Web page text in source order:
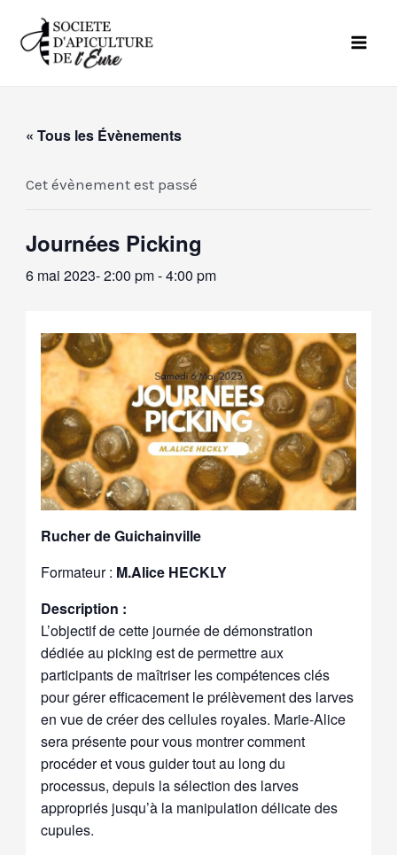
contenu
« Tous les Évènements
Cet évènement est passé
Journées Picking
6 mai 2023- 2:00 pm-4:00 pm
Rucher de Guichainville
Formateur : M.Alice HECKLY
Description :
L’objectif de cette journée de démonstration
dédiée au picking est de permettre aux
participants de maîtriser les compétences clés
pour gérer efficacement le prélèvement des larves
en vue de créer des cellules royales. Marie-Alice
sera présente pour vous montrer comment
procéder et vous guider tout au long du
processus, depuis la sélection des larves
appropriés jusqu’à la manipulation délicate des
cupules.